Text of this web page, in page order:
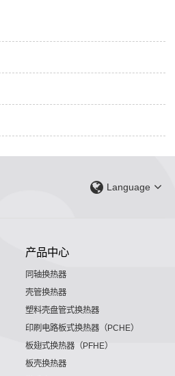
Language
产品中心
同轴换热器
壳管换热器
塑料壳盘管式换热器
印刷电路板式换热器（PCHE）
板翅式换热器（PFHE）
板壳换热器